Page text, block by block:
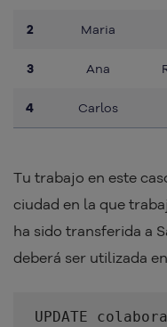
2 Maria
3 Ana
4 Carlos
Tu trabajo en este
ciudad en la que
ha sido transferida a
deberá ser utilizada
UPDATE